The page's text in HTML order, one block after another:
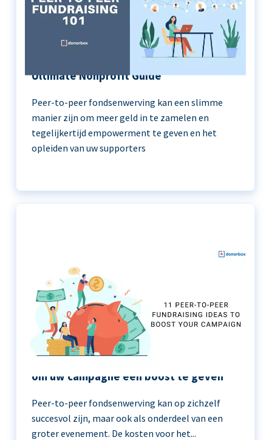
Peer-to-Peer Fundraising 101 | The
Ultimate Nonprofit Guide
Peer-to-peer fondsenwerving kan een slimme
manier zijn om meer geld in te zamelen en
tegelijkertijd empowerment te geven en het
opleiden van uw supporters
om uw campagne een boost te geven
Peer-to-peer fondsenwerving kan op zichzelf
succesvol zijn, maar ook als onderdeel van een
groter evenement. De kosten voor het...